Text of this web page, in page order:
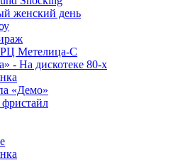
женский день
Метелица-С
- На дискотеке 80-х
«Демо»